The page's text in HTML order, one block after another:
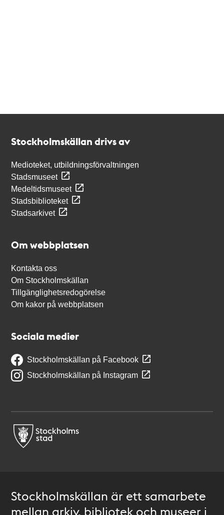
Stockholmskällan drivs av
Medioteket, utbildningsförvaltningen
Stadsmuseet
Medeltidsmuseet
Stadsbiblioteket
Stadsarkivet
Om webbplatsen
Kontakta oss
Om Stockholmskällan
Tillgänglighetsredogörelse
Om kakor på webbplatsen
Sociala medier
Stockholmskällan på Facebook
Stockholmskällan på Instagram
Stockholmskällan är ett samarbete
mellan arkiv, bibliotek och museer i